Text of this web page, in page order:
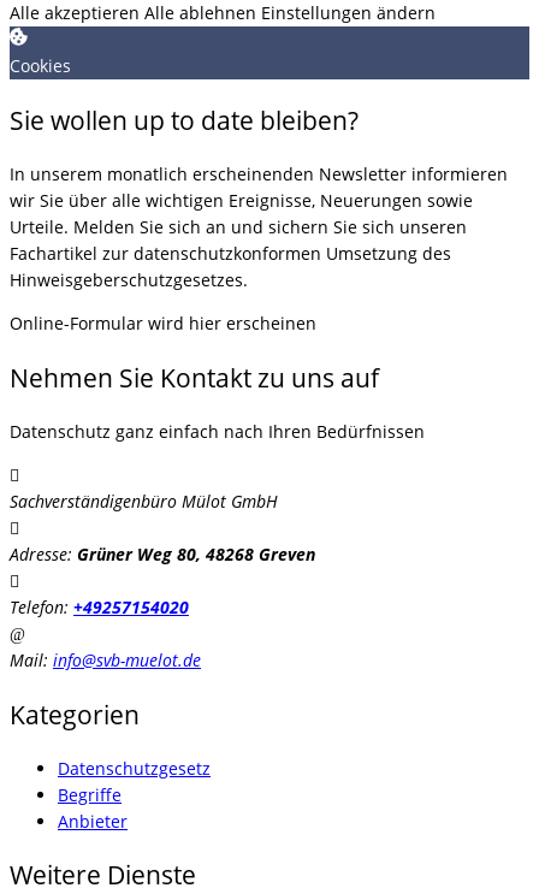
Alle akzeptieren Alle ablehnen Einstellungen ändern
Cookies
Sie wollen up to date bleiben?
In unserem monatlich erscheinenden Newsletter informieren
wir Sie über alle wichtigen Ereignisse, Neuerungen sowie
Urteile. Melden Sie sich an und sichern Sie sich unseren
Fachartikel zur datenschutzkonformen Umsetzung des
Hinweisgeberschutzgesetzes.
Online-Formular wird hier erscheinen
Nehmen Sie Kontakt zu uns auf
Datenschutz ganz einfach nach Ihren Bedürfnissen
Sachverständigenbüro Mülot GmbH
Adresse: Grüner Weg 80, 48268 Greven
Telefon: +49257154020
Mail: info@svb-muelot.de
Kategorien
Datenschutzgesetz
Begriffe
Anbieter
Weitere Dienste